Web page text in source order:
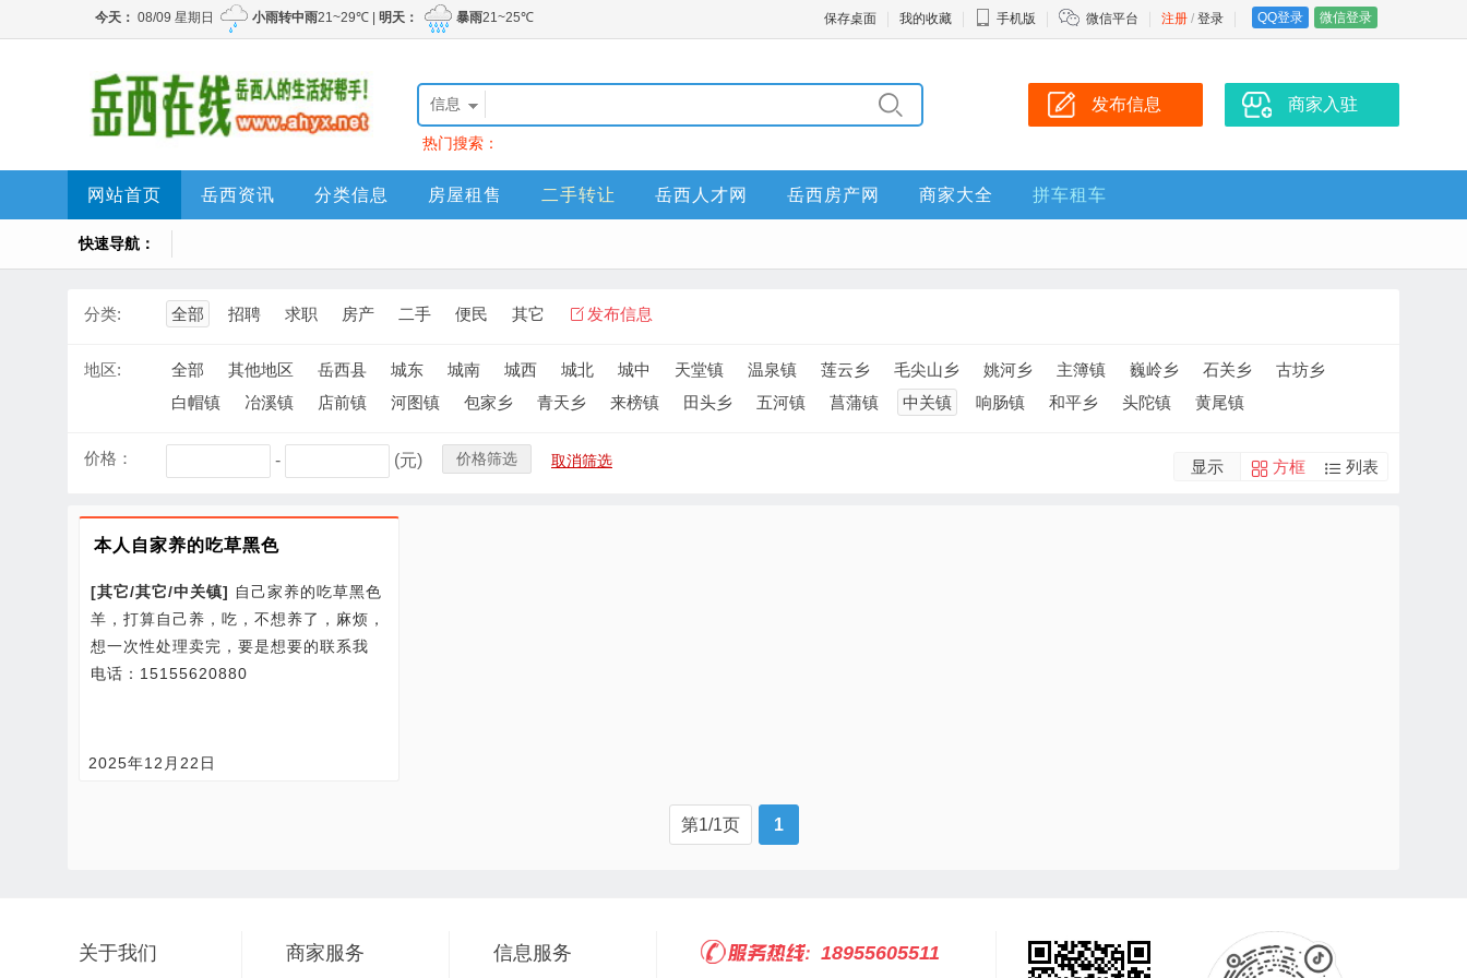
注册 / 登录 QQ登录 微信登录
保存桌面 我的收藏 手机版 微信平台
信息
热门搜索：
发布信息 商家入驻
网站首页 岳西资讯 分类信息 房屋租售 二手转让 岳西人才网 岳西房产网 商家大全 拼车租车
快速导航：
分类: 全部 招聘 求职 房产 二手 便民 其它 发布信息
地区: 全部 其他地区 岳西县 城东 城南 城西 城北 城中 天堂镇 温泉镇 莲云乡 毛尖山乡 姚河乡 主簿镇 巍岭乡 石关乡
古坊乡
白帽镇
冶溪镇 店前镇 河图镇 包家乡 青天乡 来榜镇 田头乡 五河镇 菖蒲镇 中关镇 响肠镇 和平乡 头陀镇 黄尾镇
价格： - (元) 价格筛选 取消筛选 显示 方框 列表
本人自家养的吃草黑色
[其它/其它/中关镇] 自己家养的吃草黑色
羊，打算自己养，吃，不想养了，麻烦，
想一次性处理卖完，要是想要的联系我
电话：15155620880
2025年12月22日
第1/1页 1
关于我们 商家服务 信息服务 18955605511